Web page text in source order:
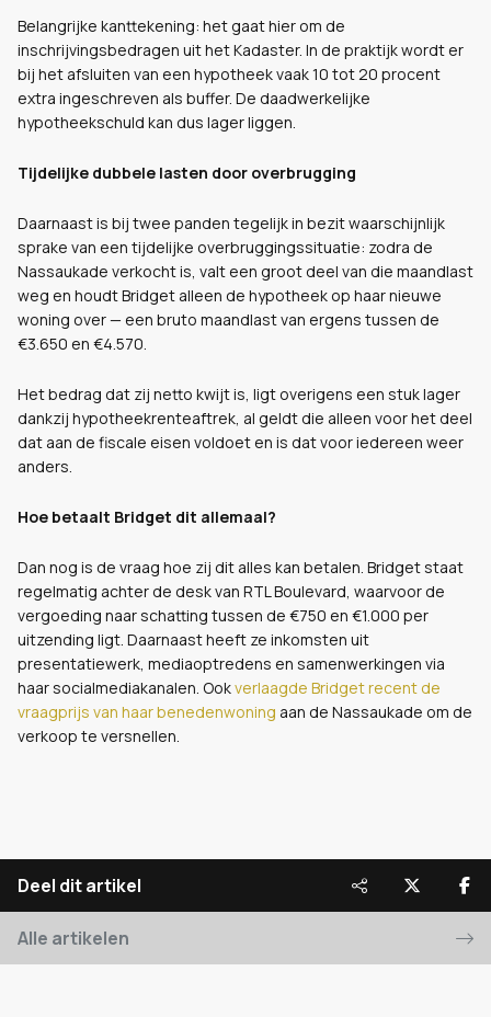
Belangrijke kanttekening: het gaat hier om de
inschrijvingsbedragen uit het Kadaster. In de praktijk wordt er
bij het afsluiten van een hypotheek vaak 10 tot 20 procent
extra ingeschreven als buffer. De daadwerkelijke
hypotheekschuld kan dus lager liggen.
Tijdelijke dubbele lasten door overbrugging
Daarnaast is bij twee panden tegelijk in bezit waarschijnlijk
sprake van een tijdelijke overbruggingssituatie: zodra de
Nassaukade verkocht is, valt een groot deel van die maandlast
weg en houdt Bridget alleen de hypotheek op haar nieuwe
woning over — een bruto maandlast van ergens tussen de
€3.650 en €4.570.
Het bedrag dat zij netto kwijt is, ligt overigens een stuk lager
dankzij hypotheekrenteaftrek, al geldt die alleen voor het deel
dat aan de fiscale eisen voldoet en is dat voor iedereen weer
anders.
Hoe betaalt Bridget dit allemaal?
Dan nog is de vraag hoe zij dit alles kan betalen. Bridget staat
regelmatig achter de desk van RTL Boulevard, waarvoor de
vergoeding naar schatting tussen de €750 en €1.000 per
uitzending ligt. Daarnaast heeft ze inkomsten uit
presentatiewerk, mediaoptredens en samenwerkingen via
haar socialmediakanalen. Ookverlaagde Bridget recent de
vraagprijs van haar benedenwoning aan de Nassaukade om de
verkoop te versnellen.
Deel dit artikel
Alle artikelen